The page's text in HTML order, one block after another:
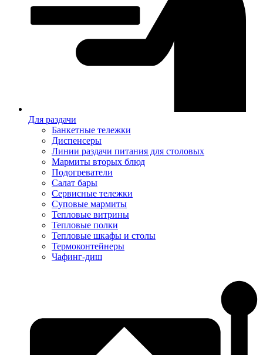
Для раздачи
Банкетные тележки
Диспенсеры
Линии раздачи питания для столовых
Мармиты вторых блюд
Подогреватели
Салат бары
Сервисные тележки
Суповые мармиты
Тепловые витрины
Тепловые полки
Тепловые шкафы и столы
Термоконтейнеры
Чафинг-диш